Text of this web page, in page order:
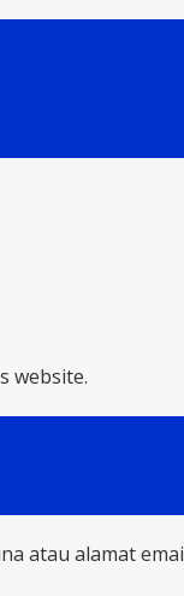
website.
atau alamat